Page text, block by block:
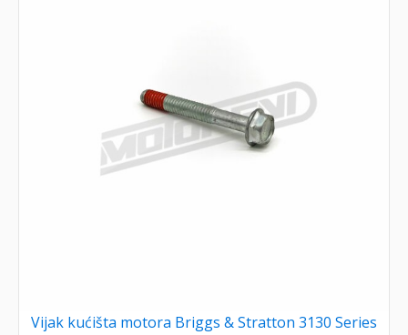
Vijak kućišta motora Briggs & Stratton 3130 Series